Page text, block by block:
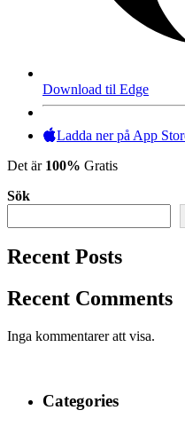
Download til Edge
Ladda ner på App
Det är 100% Gratis
Sök
Recent Posts
Recent Comments
Inga kommentarer att visa.
Categories